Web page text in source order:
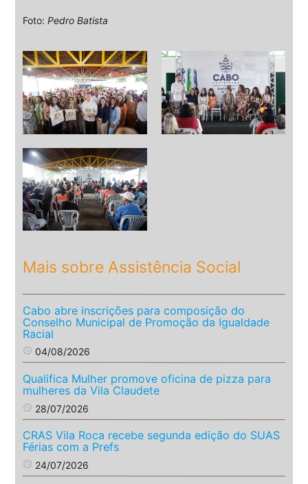
Foto: Pedro Batista
Mais sobre Assistência Social
Cabo abre inscrições para composição do
Conselho Municipal de Promoção da Igualdade
Racial
access_time 04/08/2026
Qualifica Mulher promove oficina de pizza para
mulheres da Vila Claudete
access_time 28/07/2026
CRAS Vila Roca recebe segunda edição do SUAS
Férias com a Prefs
access_time 24/07/2026